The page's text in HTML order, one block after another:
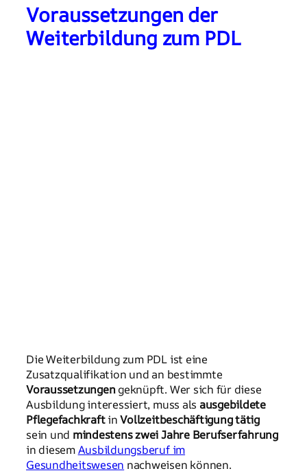
Voraussetzungen der
Weiterbildung zum PDL
Die Weiterbildung zum PDL ist eine
Zusatzqualifikation und an bestimmte
Voraussetzungengeknüpft. Wer sich für diese
Ausbildung interessiert, muss als ausgebildete
PflegefachkraftinVollzeitbeschäftigung tätig
sein und mindestens zwei Jahre Berufserfahrung
in diesemAusbildungsberuf im
Gesundheitswesen nachweisen können.